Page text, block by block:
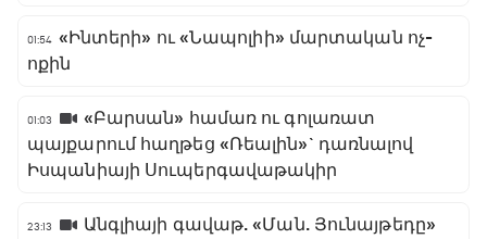
01:54 «Ինտերի» ու «Նապոլիի» մարտական ոչ-
ոքին
01:03
«Բարսան» համառ ու գոլառատ
պայքարում հաղթեց «Ռեալին»` դառնալով
Իսպանիայի Սուպերգավաթակիր
23:13
Անգլիայի գավաթ. «Ման. Յունայթեդը»